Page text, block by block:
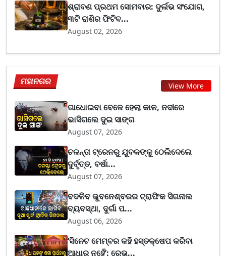
ଶ୍ରାବଣ ପ୍ରଥମ ସୋମବାର: ଦୁର୍ଲଭ ସଂଯୋଗ,
୩ଟି ରାଶିର ଫିଟିବ...
August 02, 2026
ମହାନଗର View More
ଗାଧୋଇବା ବେଳେ ହେଲା କାଳ, ନଦୀରେ
ଭାସିଗଲେ ଦୁଇ ସାଙ୍ଗ
August 07, 2026
ଚଳନ୍ତା ଟ୍ରେନରୁ ଯୁବକଙ୍କୁ ଠେଲିଦେଲେ
ଦୁର୍ବୃତ୍ତ, ବର୍ଷା...
August 07, 2026
ବଦଳିବ ଭୁବନେଶ୍ବରର ଟ୍ରାଫିକ ସିଗନାଲ
ବ୍ୟବସ୍ଥା, ଦୁର୍ଗା ପ...
August 06, 2026
‘ସିନେଟ ମେମ୍ବର କହି ହସ୍ତକ୍ଷେପ କରିବା
ଆଧାର ନୁହେଁ’: ରେଭ...